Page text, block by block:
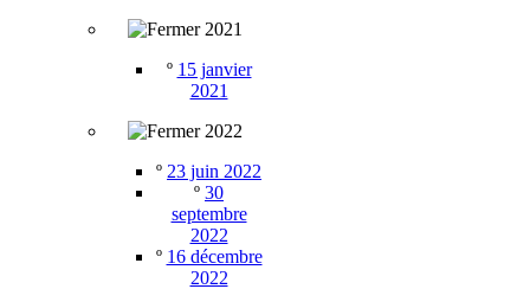
2021
º 15 janvier
2021
2022
º 23 juin 2022
º 30
septembre
2022
º 16 décembre
2022